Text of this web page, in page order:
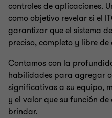
controles de aplicaciones.
como objetivo revelar si el
garantizar que el sistema
preciso, completo y libre de
Contamos con la
habilidades para agregar
significativas a su equipo,
y el valor que su función
brindar.